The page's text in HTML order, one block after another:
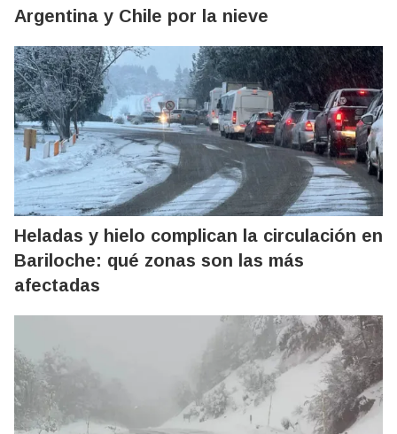
Argentina y Chile por la nieve
Heladas y hielo complican la circulación en
Bariloche: qué zonas son las más
afectadas